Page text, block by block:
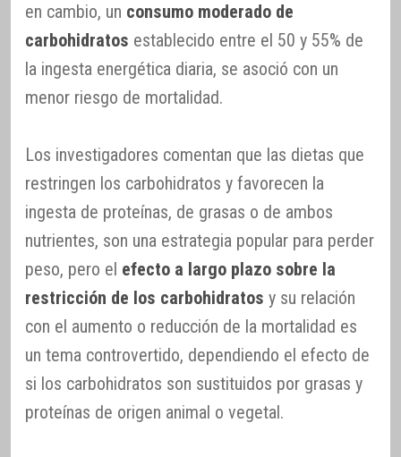
en cambio, un consumo moderado de
carbohidratos establecido entre el 50 y 55% de
la ingesta energética diaria, se asoció con un
menor riesgo de mortalidad.
Los investigadores comentan que las dietas que
restringen los carbohidratos y favorecen la
ingesta de proteínas, de grasas o de ambos
nutrientes, son una estrategia popular para perder
peso, pero el efecto a largo plazo sobre la
restricción de los carbohidratos y su relación
con el aumento o reducción de la mortalidad es
un tema controvertido, dependiendo el efecto de
si los carbohidratos son sustituidos por grasas y
proteínas de origen animal o vegetal.